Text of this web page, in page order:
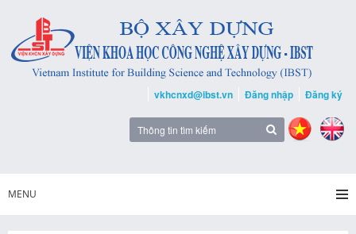
vkhcnxd@ibst.vn Đăng nhập Đăng ký
MENU